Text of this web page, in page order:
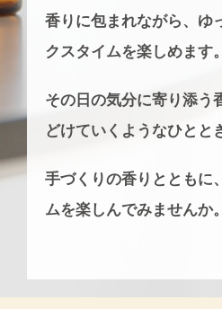
香りに包まれながら、ゆ
クスタイムを楽しめます。
その日の気分に寄り添う
どけていくようなひとと
手づくりの香りとともに
ムを楽しんでみませんか。